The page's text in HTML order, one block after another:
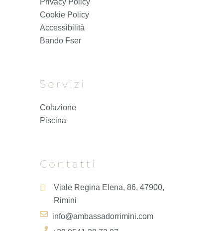
Cookie Policy
Accessibilità
Bando Fser
Servizi
Colazione
Piscina
Contatti
Viale Regina Elena, 86, 47900,
Rimini
info@ambassadorrimini.com